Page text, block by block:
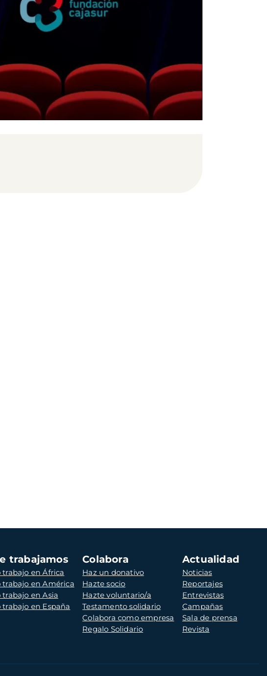
trabajamos
trabajo en África
trabajo en América
trabajo en Asia
trabajo en España
Colabora
Haz un donativo
Hazte socio
Hazte voluntario/a
Testamento solidario
Colabora como empresa
Regalo Solidario
Actualidad
Noticias
Reportajes
Entrevistas
Campañas
Sala de prensa
Revista